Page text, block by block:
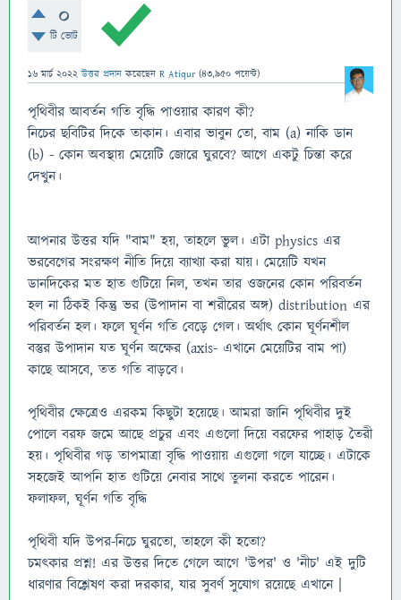
0
টি ভোট
16 মার্চ 2022 উত্তর প্রদান করেছেন R Atiqur (43,950 পয়েন্ট)
পৃথিবীর আবর্তন গতি বৃদ্ধি পাওয়ার কারণ কী?
নিচের ছবিটির দিকে তাকান। এবার ভাবুন তো, বাম (a) নাকি ডান
(b) - কোন অবস্থায় মেয়েটি জোরে ঘুরবে? আগে একটু চিন্তা করে
দেখুন।
আপনার উত্তর যদি "বাম" হয়, তাহলে ভুল। এটা physics এর
ভরবেগের সংরক্ষণ নীতি দিয়ে ব্যাখ্যা করা যায়। মেয়েটি যখন
ডানদিকের মত হাত গুটিয়ে নিল, তখন তার ওজনের কোন পরিবর্তন
হল না ঠিকই কিন্তু ভর (উপাদান বা শরীরের অঙ্গ) distribution এর
পরিবর্তন হল। ফলে ঘূর্ণন গতি বেড়ে গেল। অর্থাৎ কোন ঘূর্ণনশীল
বস্তুর উপাদান যত ঘূর্ণন অক্ষের (axis- এখানে মেয়েটির বাম পা)
কাছে আসবে, তত গতি বাড়বে।
পৃথিবীর ক্ষেত্রেও এরকম কিছুটা হয়েছে। আমরা জানি পৃথিবীর দুই
পোলে বরফ জমে আছে প্রচুর এবং এগুলো দিয়ে বরফের পাহাড় তৈরী
হয়। পৃথিবীর গড় তাপমাত্রা বৃদ্ধি পাওয়ায় এগুলো গলে যাচ্ছে। এটাকে
সহজেই আপনি হাত গুটিয়ে নেবার সাথে তুলনা করতে পারেন।
ফলাফল, ঘূর্ণন গতি বৃদ্ধি
পৃথিবী যদি উপর-নিচে ঘুরতো, তাহলে কী হতো?
চমৎকার প্রশ্ন! এর উত্তর দিতে গেলে আগে 'উপর' ও 'নীচ' এই দুটি
ধারণার বিশ্লেষণ করা দরকার, যার সুবর্ণ সুযোগ রয়েছে এখানে |